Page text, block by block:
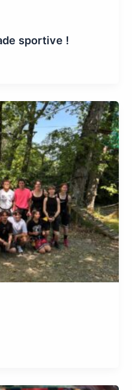
sportive !